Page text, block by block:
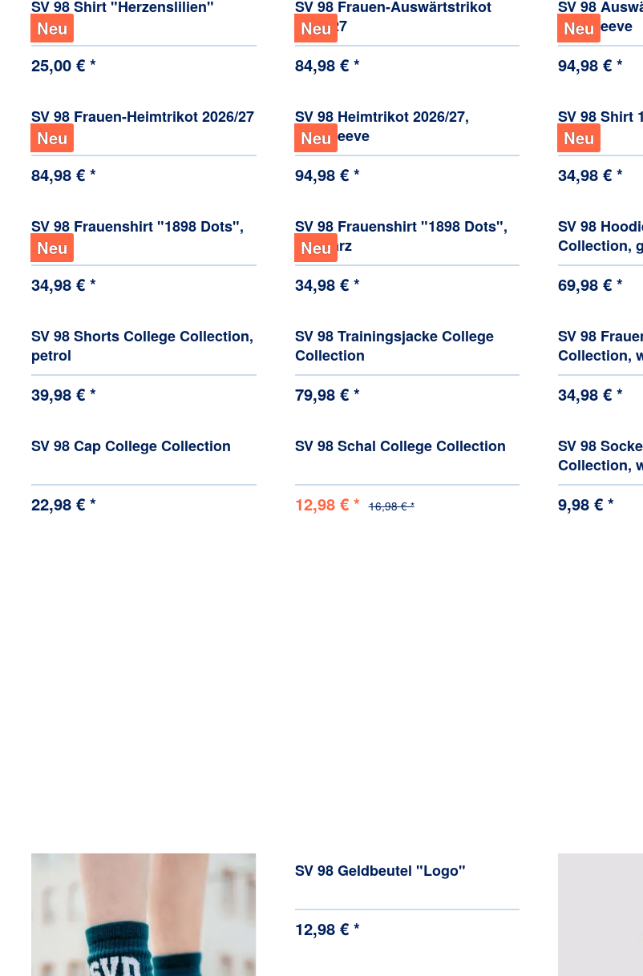
Neu
SV 98 Shirt "Herzenslilien"
25,00 € *
Neu
SV 98 Frauen-Auswärtstrikot
2026/27
84,98 € *
Neu
SV 98
longsleeve
94,98 € *
Neu
SV 98 Frauen-Heimtrikot 2026/27
84,98 € *
Neu
SV 98 Heimtrikot 2026/27,
longsleeve
94,98 € *
Neu
SV 98 Shirt
34,98 € *
Neu
SV 98 Frauenshirt "1898 Dots",
weiß
34,98 € *
Neu
SV 98 Frauenshirt "1898 Dots",
schwarz
34,98 € *
SV 98
Collection,
69,98 € *
SV 98 Shorts College Collection,
petrol
39,98 € *
SV 98 Trainingsjacke College
Collection
79,98 € *
SV 98
Collection,
34,98 € *
SV 98 Cap College Collection
22,98 € *
SV 98 Schal College Collection
12,98 € * 16,98 € *
SV 98
Collection,
9,98 € *
SV 98 Geldbeutel "Logo"
12,98 € *